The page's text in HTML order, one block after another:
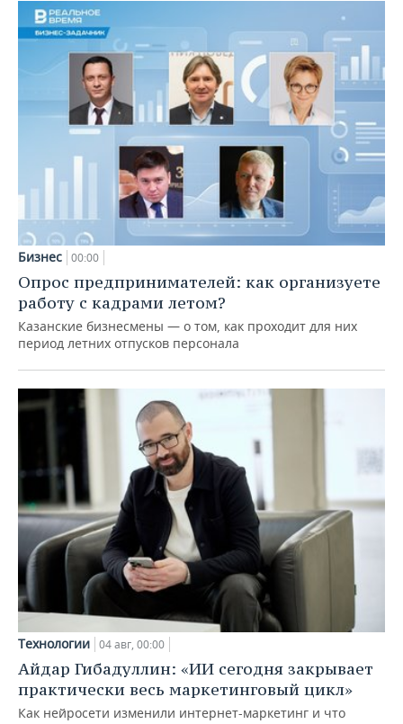
Бизнес 00:00
Опрос предпринимателей: как организуете
работу с кадрами летом?
Казанские бизнесмены — о том, как проходит для них
период летних отпусков персонала
Технологии 04 авг, 00:00
Айдар Гибадуллин: «ИИ сегодня закрывает
практически весь маркетинговый цикл»
Как нейросети изменили интернет-маркетинг и что